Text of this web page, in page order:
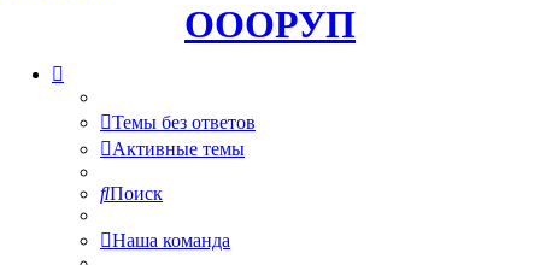
ОООРУП
Темы без ответов
Активные темы
Поиск
Наша команда